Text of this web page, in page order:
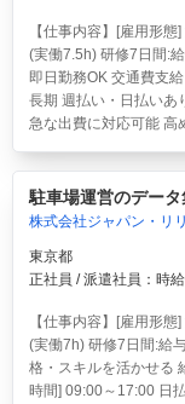
【仕事内容】[雇用形
(実働7.5h) 研修7日間:
即日勤務OK 交通費支
長期 週払い・日払いあ
急な出費に対応可能 高
駐車場運営のデー
株式会社ジャパン・リ
東京都
正社員 / 派遣社員：時
【仕事内容】[雇用形
(実働7h) 研修7日間:給
格・スキルを活かせる
時間] 09:00～17:00 日